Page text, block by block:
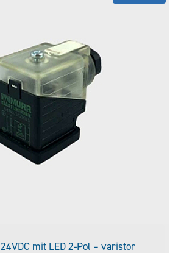
mit LED 2-Pol – varistor